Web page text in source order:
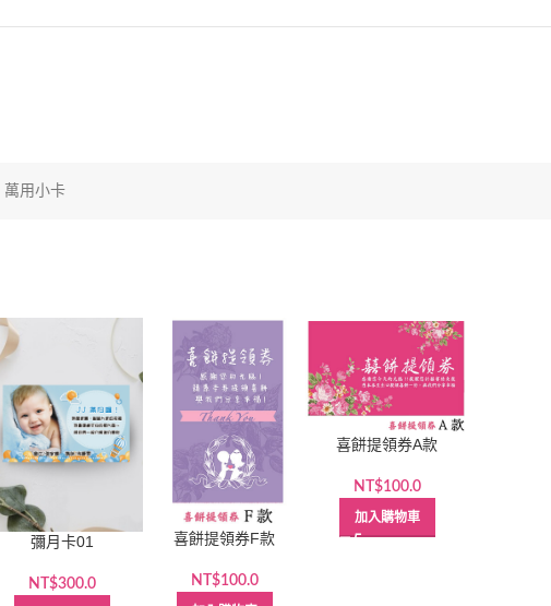
萬用小卡
彌月卡01
NT$300.0
喜餅提領券F款
NT$100.0
喜餅提領券A款
NT$100.0
加入購物車